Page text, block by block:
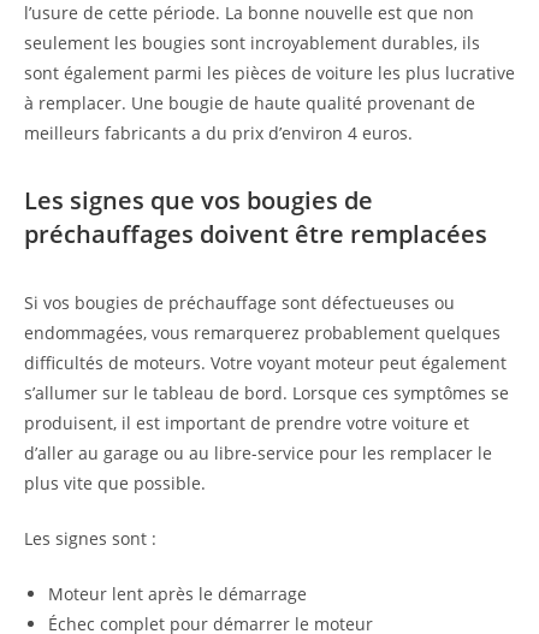
l’usure de cette période. La bonne nouvelle est que non
seulement les bougies sont incroyablement durables, ils
sont également parmi les pièces de voiture les plus lucrative
à remplacer. Une bougie de haute qualité provenant de
meilleurs fabricants a du prix d’environ 4 euros.
Les signes que vos bougies de
préchauffages doivent être remplacées
Si vos bougies de préchauffage sont défectueuses ou
endommagées, vous remarquerez probablement quelques
difficultés de moteurs. Votre voyant moteur peut également
s’allumer sur le tableau de bord. Lorsque ces symptômes se
produisent, il est important de prendre votre voiture et
d’aller au garage ou au libre-service pour les remplacer le
plus vite que possible.
Les signes sont :
Moteur lent après le démarrage
Échec complet pour démarrer le moteur